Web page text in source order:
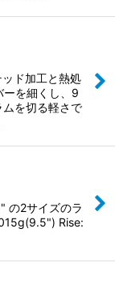
ド加工と熱処
ーを細くし、9
を切る軽さで
の2サイズのラ
Rise: